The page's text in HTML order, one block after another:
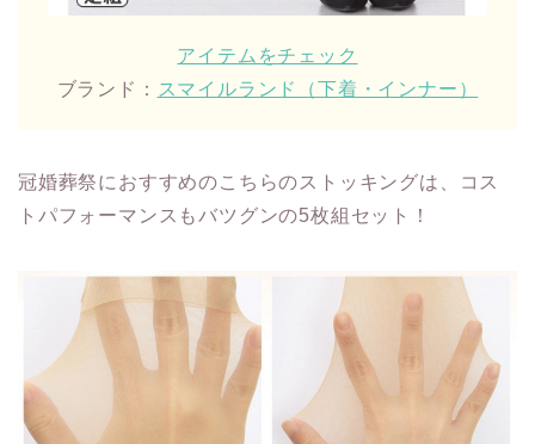
アイテムをチェック
ブランド： スマイルランド（下着・インナー）
冠婚葬祭におすすめのこちらのストッキングは、コス
トパフォーマンスもバツグンの5枚組セット！